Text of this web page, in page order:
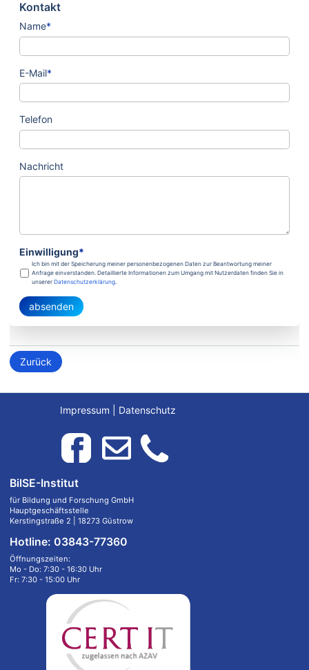
Kontakt
Name*
E-Mail*
Telefon
Nachricht
Einwilligung*
Ich bin mit der Speicherung meiner personenbezogenen Daten zur Beantwortung meiner
Anfrage einverstanden. Detaillierte Informationen zum Umgang mit Nutzerdaten finden Sie in
unserer Datenschutzerklärung.
absenden
Zurück
Impressum Datenschutz
BilSE-Institut
für Bildung und Forschung GmbH
Hauptgeschäftsstelle
Kerstingstraße 2 | 18273 Güstrow
Hotline: 03843-77360
Öffnungszeiten:
Mo - Do: 7:30 - 16:30 Uhr
Fr: 7:30 - 15:00 Uhr